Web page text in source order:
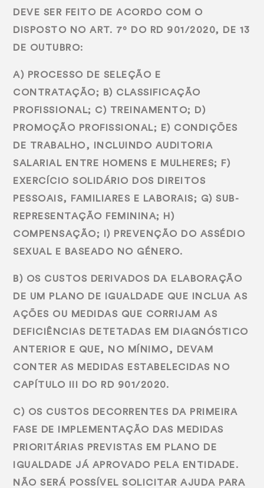
DEVE SER FEITO DE ACORDO COM O
DISPOSTO NO ART. 7º DO RD 901/2020, DE 13
DE OUTUBRO:
A) PROCESSO DE SELEÇÃO E
CONTRATAÇÃO; B) CLASSIFICAÇÃO
PROFISSIONAL; C) TREINAMENTO; D)
PROMOÇÃO PROFISSIONAL; E) CONDIÇÕES
DE TRABALHO, INCLUINDO AUDITORIA
SALARIAL ENTRE HOMENS E MULHERES; F)
EXERCÍCIO SOLIDÁRIO DOS DIREITOS
PESSOAIS, FAMILIARES E LABORAIS; G) SUB-
REPRESENTAÇÃO FEMININA; H)
COMPENSAÇÃO; I) PREVENÇÃO DO ASSÉDIO
SEXUAL E BASEADO NO GÉNERO.
B) OS CUSTOS DERIVADOS DA ELABORAÇÃO
DE UM PLANO DE IGUALDADE QUE INCLUA AS
AÇÕES OU MEDIDAS QUE CORRIJAM AS
DEFICIÊNCIAS DETETADAS EM DIAGNÓSTICO
ANTERIOR E QUE, NO MÍNIMO, DEVAM
CONTER AS MEDIDAS ESTABELECIDAS NO
CAPÍTULO III DO RD 901/2020.
C) OS CUSTOS DECORRENTES DA PRIMEIRA
FASE DE IMPLEMENTAÇÃO DAS MEDIDAS
PRIORITÁRIAS PREVISTAS EM PLANO DE
IGUALDADE JÁ APROVADO PELA ENTIDADE.
NÃO SERÁ POSSÍVEL SOLICITAR AJUDA PARA